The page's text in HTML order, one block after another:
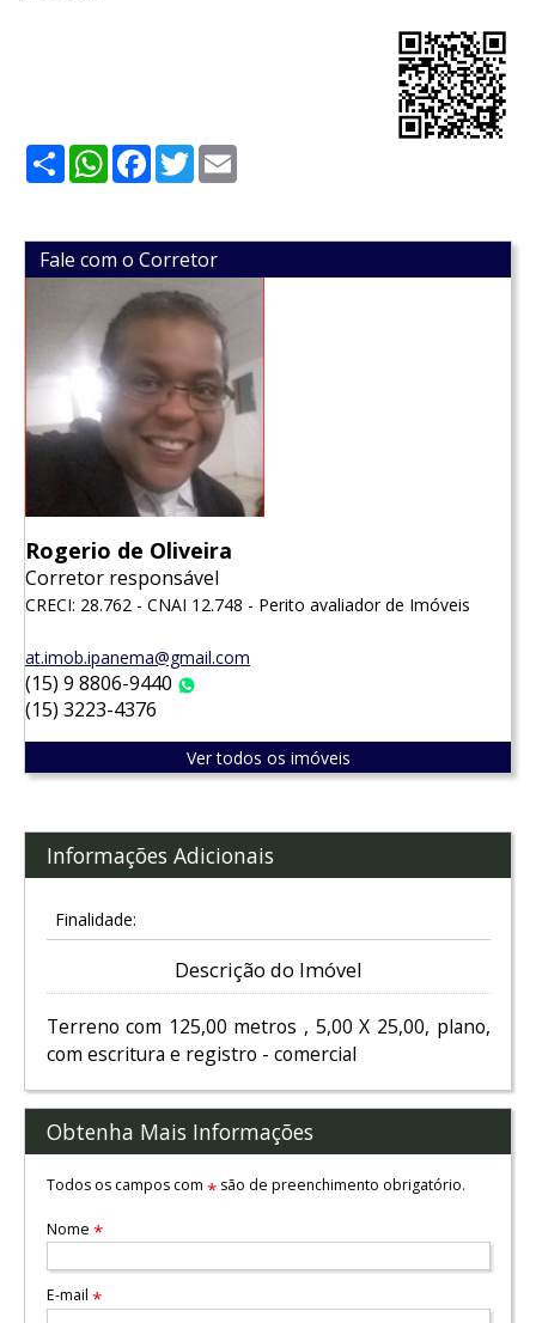
ShareWhatsApp
Facebook
Twitter
Fale com o Corretor
Rogerio de Oliveira
Corretor responsável
CRECI: 28.762 - CNAI 12.748 - Perito avaliador de Imóveis
at.imob.ipanema@gmail.com
(15) 9 8806-9440
(15) 3223-4376
Ver todos os imóveis
Informações Adicionais
Finalidade:
Descrição do Imóvel
Terreno com 125,00 metros , 5,00 X 25,00, plano,
com escritura e registro - comercial
Obtenha Mais Informações
Todos os campos com *são de preenchimento obrigatório.
Nome *
E-mail *